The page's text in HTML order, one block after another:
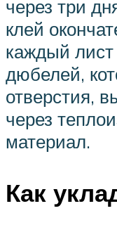
через три
клей
каждый
дюбелей,
отверстия,
через
материал.
Как